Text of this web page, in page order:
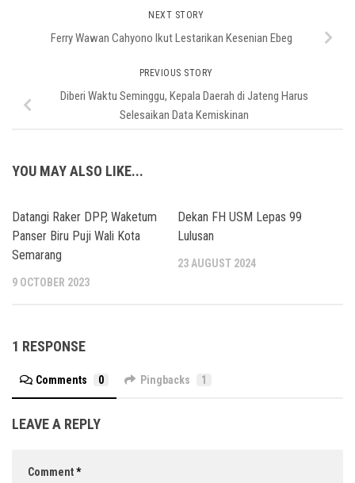
NEXT STORY
Ferry Wawan Cahyono Ikut Lestarikan Kesenian Ebeg
PREVIOUS STORY
Diberi Waktu Seminggu, Kepala Daerah di Jateng Harus
Selesaikan Data Kemiskinan
YOU MAY ALSO LIKE...
Datangi Raker DPP, Waketum
Panser Biru Puji Wali Kota
Semarang
9 OCTOBER 2023
Dekan FH USM Lepas 99
Lulusan
23 AUGUST 2024
1 RESPONSE
Comments 0 Pingbacks 1
LEAVE A REPLY
Comment*